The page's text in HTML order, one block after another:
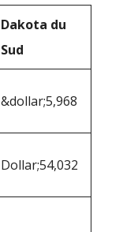
Dakota du
Sud
&dollar;5,968
Dollar;54,032